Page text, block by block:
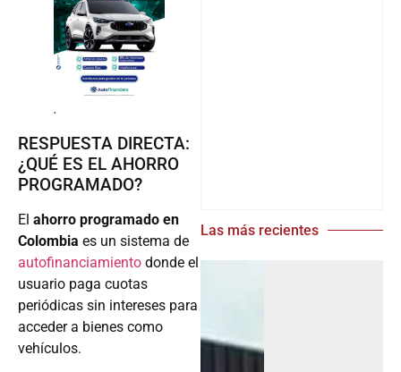
¿QUÉ ES EL AHORRO
PROGRAMADO?
Colombia es un sistema de
autofinanciamientodonde el
usuario paga cuotas
periódicas sin intereses para
acceder a bienes como
vehículos.